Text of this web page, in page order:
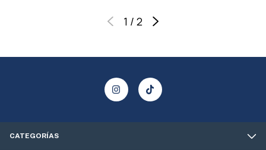
1 / 2
CATEGORÍAS